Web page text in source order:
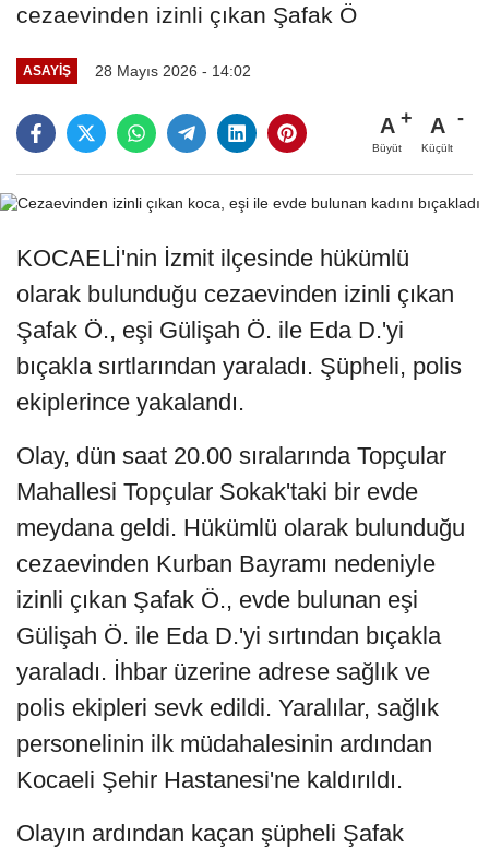
cezaevinden izinli çıkan Şafak Ö
ASAYIŞ 28 Mayıs 2026 - 14:02
A
Büyüt
A
Küçült
KOCAELİ'nin İzmit ilçesinde hükümlü
olarak bulunduğu cezaevinden izinli çıkan
Şafak Ö., eşi Gülişah Ö. ile Eda D.'yi
bıçakla sırtlarından yaraladı. Şüpheli, polis
ekiplerince yakalandı.
Olay, dün saat 20.00 sıralarında Topçular
Mahallesi Topçular Sokak'taki bir evde
meydana geldi. Hükümlü olarak bulunduğu
cezaevinden Kurban Bayramı nedeniyle
izinli çıkan Şafak Ö., evde bulunan eşi
Gülişah Ö. ile Eda D.'yi sırtından bıçakla
yaraladı. İhbar üzerine adrese sağlık ve
polis ekipleri sevk edildi. Yaralılar, sağlık
personelinin ilk müdahalesinin ardından
Kocaeli Şehir Hastanesi'ne kaldırıldı.
Olayın ardından kaçan şüpheli Şafak